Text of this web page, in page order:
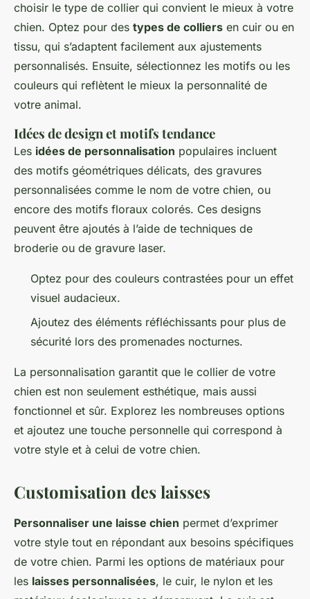
choisir le type de collier qui convient le mieux à votre
chien. Optez pour des types de colliers en cuir ou en
tissu, qui s’adaptent facilement aux ajustements
personnalisés. Ensuite, sélectionnez les motifs ou les
couleurs qui reflètent le mieux la personnalité de
votre animal.
Idées de design et motifs tendance
Les idées de personnalisation populaires incluent
des motifs géométriques délicats, des gravures
personnalisées comme le nom de votre chien, ou
encore des motifs floraux colorés. Ces designs
peuvent être ajoutés à l’aide de techniques de
broderie ou de gravure laser.
Optez pour des couleurs contrastées pour un effet
visuel audacieux.
Ajoutez des éléments réfléchissants pour plus de
sécurité lors des promenades nocturnes.
La personnalisation garantit que le collier de votre
chien est non seulement esthétique, mais aussi
fonctionnel et sûr. Explorez les nombreuses options
et ajoutez une touche personnelle qui correspond à
votre style et à celui de votre chien.
Customisation des laisses
Personnaliser une laisse chien permet d’exprimer
votre style tout en répondant aux besoins spécifiques
de votre chien. Parmi les options de matériaux pour
les laisses personnalisées, le cuir, le nylon et les